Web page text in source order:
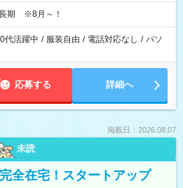
期 ※8月～！
代活躍中 / 服装自由 / 電話対応なし / パソ
応募する 詳細へ
掲載日：2026.08.07
未読
全在宅！スタートアップ